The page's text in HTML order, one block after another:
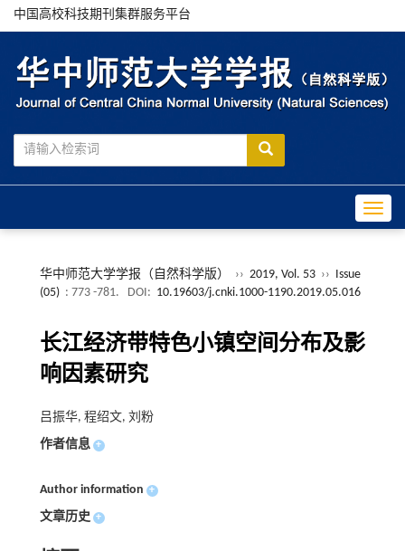
中国高校科技期刊集群服务平台
华中师范大学学报（自然科学版） ›› 2019, Vol. 53 ››
Issue
(05) : 773 -781. DOI: 10.19603/j.cnki.1000-1190.2019.05.016
长江经济带特色小镇空间分布及影
响因素研究
吕振华, 程绍文, 刘粉
作者信息 +
Author information +
文章历史 +